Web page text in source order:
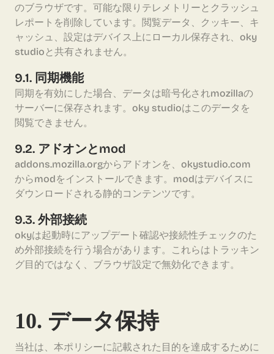
のブラウザです。可能な限りテレメトリーとクラッシュ
レポートを削除しています。閲覧データ、クッキー、キ
ャッシュ、設定はデバイス上にローカル保存され、oky
studioと共有されません。
9.1. 同期機能
同期を有効にした場合、データは暗号化されmozillaの
サーバーに保存されます。oky studioはこのデータを
閲覧できません。
9.2. アドオンとmod
addons.mozilla.orgからアドオンを、okystudio.com
からmodをインストールできます。modはデバイスに
ダウンロードされる静的コンテンツです。
9.3. 外部接続
okyは起動時にアップデート確認や接続性チェックのた
め外部接続を行う場合があります。これらはトラッキン
グ目的ではなく、ブラウザ設定で無効化できます。
10. データ保持
当社は、本ポリシーに記載された目的を達成するために